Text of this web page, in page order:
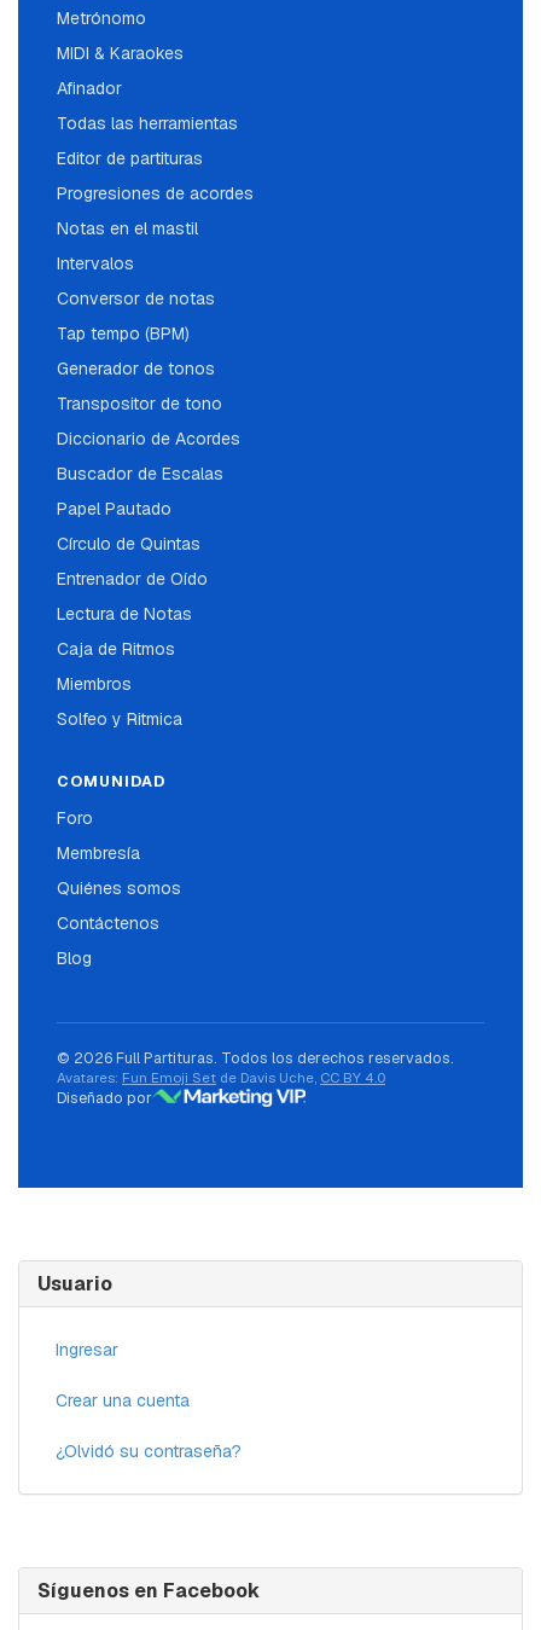
Metrónomo
MIDI & Karaokes
Afinador
Todas las herramientas
Editor de partituras
Progresiones de acordes
Notas en el mastil
Intervalos
Conversor de notas
Tap tempo (BPM)
Generador de tonos
Transpositor de tono
Diccionario de Acordes
Buscador de Escalas
Papel Pautado
Círculo de Quintas
Entrenador de Oído
Lectura de Notas
Caja de Ritmos
Miembros
Solfeo y Ritmica
COMUNIDAD
Foro
Membresía
Quiénes somos
Contáctenos
Blog
© 2026 Full Partituras. Todos los derechos reservados.
Avatares: Fun Emoji Set de Davis Uche, CC BY 4.0
Diseñado por
Usuario
Ingresar
Crear una cuenta
¿Olvidó su contraseña?
Síguenos en Facebook